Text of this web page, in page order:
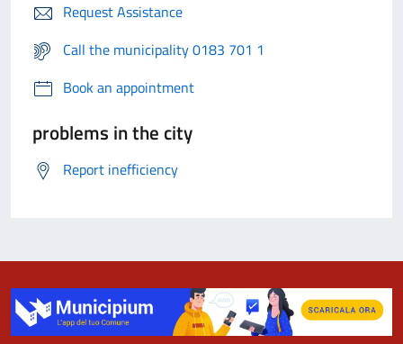
Request Assistance
Call the municipality 0183 701 1
Book an appointment
problems in the city
Report inefficiency